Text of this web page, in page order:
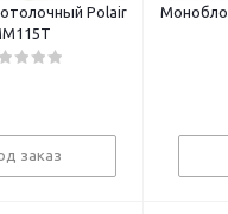
Polair
заказ